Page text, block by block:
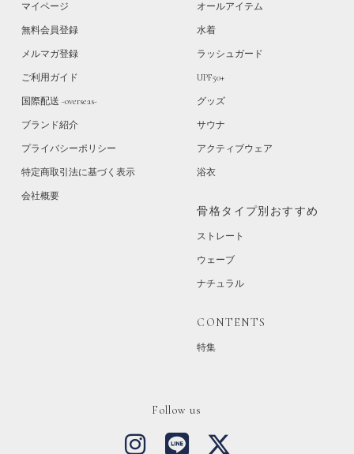
マイページ
無料会員登録
メルマガ登録
ご利用ガイド
国際配送 -overseas-
ブランド紹介
プライバシーポリシー
特定商取引法に基づく表示
会社概要
オールアイテム
水着
ラッシュガード
UPF50+
グッズ
サウナ
アクティブウェア
浴衣
骨格タイプ別おすすめ
ストレート
ウェーブ
ナチュラル
CONTENTS
特集
Follow us